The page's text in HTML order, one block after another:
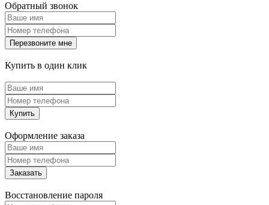
Обратный звонок
Перезвоните мне
Купить в один клик
Купить
Оформление заказа
Заказать
Восстановление пароля